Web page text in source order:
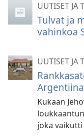
UUTISET JA
Tulvat ja
vahinkoa
UUTISET JA
Kukaan
joka